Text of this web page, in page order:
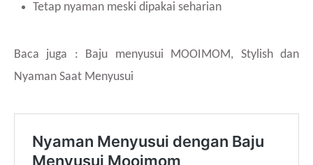
Tetap nyaman meski dipakai seharian
Baca juga : Baju menyusui MOOIMOM, Stylish dan
Nyaman Saat Menyusui